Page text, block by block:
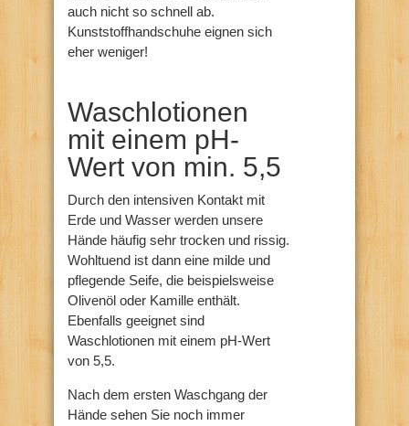
auch nicht so schnell ab.
Kunststoffhandschuhe eignen sich
eher weniger!
Waschlotionen
mit einem pH-
Wert von min. 5,5
Durch den intensiven Kontakt mit
Erde und Wasser werden unsere
Hände häufig sehr trocken und rissig.
Wohltuend ist dann eine milde und
pflegende Seife, die beispielsweise
Olivenöl oder Kamille enthält.
Ebenfalls geeignet sind
Waschlotionen mit einem pH-Wert
von 5,5.
Nach dem ersten Waschgang der
Hände sehen Sie noch immer